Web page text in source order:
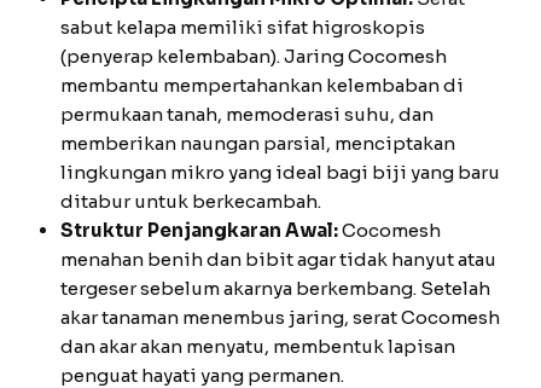
sabut kelapa memiliki sifat higroskopis
(penyerap kelembaban). Jaring Cocomesh
membantu mempertahankan kelembaban di
permukaan tanah, memoderasi suhu, dan
memberikan naungan parsial, menciptakan
lingkungan mikro yang ideal bagi biji yang baru
ditabur untuk berkecambah.
Struktur Penjangkaran Awal:Cocomesh
menahan benih dan bibit agar tidak hanyut atau
tergeser sebelum akarnya berkembang. Setelah
akar tanaman menembus jaring, serat Cocomesh
dan akar akan menyatu, membentuk lapisan
penguat hayati yang permanen.